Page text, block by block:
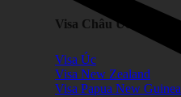
Visa Châu Úc
Visa Úc
Visa New Zealand
Visa Papua New Guinea